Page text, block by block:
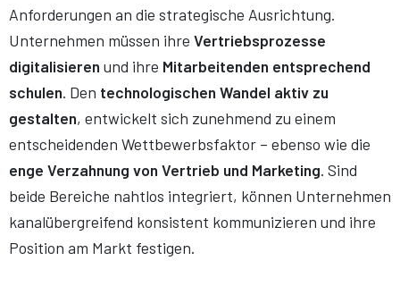
Anforderungen an die strategische Ausrichtung.
Unternehmen müssen ihre Vertriebsprozesse
digitalisieren und ihre Mitarbeitenden entsprechend
schulen. Den technologischen Wandel aktiv zu
gestalten, entwickelt sich zunehmend zu einem
entscheidenden Wettbewerbsfaktor – ebenso wie die
enge Verzahnung von Vertrieb und Marketing. Sind
beide Bereiche nahtlos integriert, können Unternehmen
kanalübergreifend konsistent kommunizieren und ihre
Position am Markt festigen.